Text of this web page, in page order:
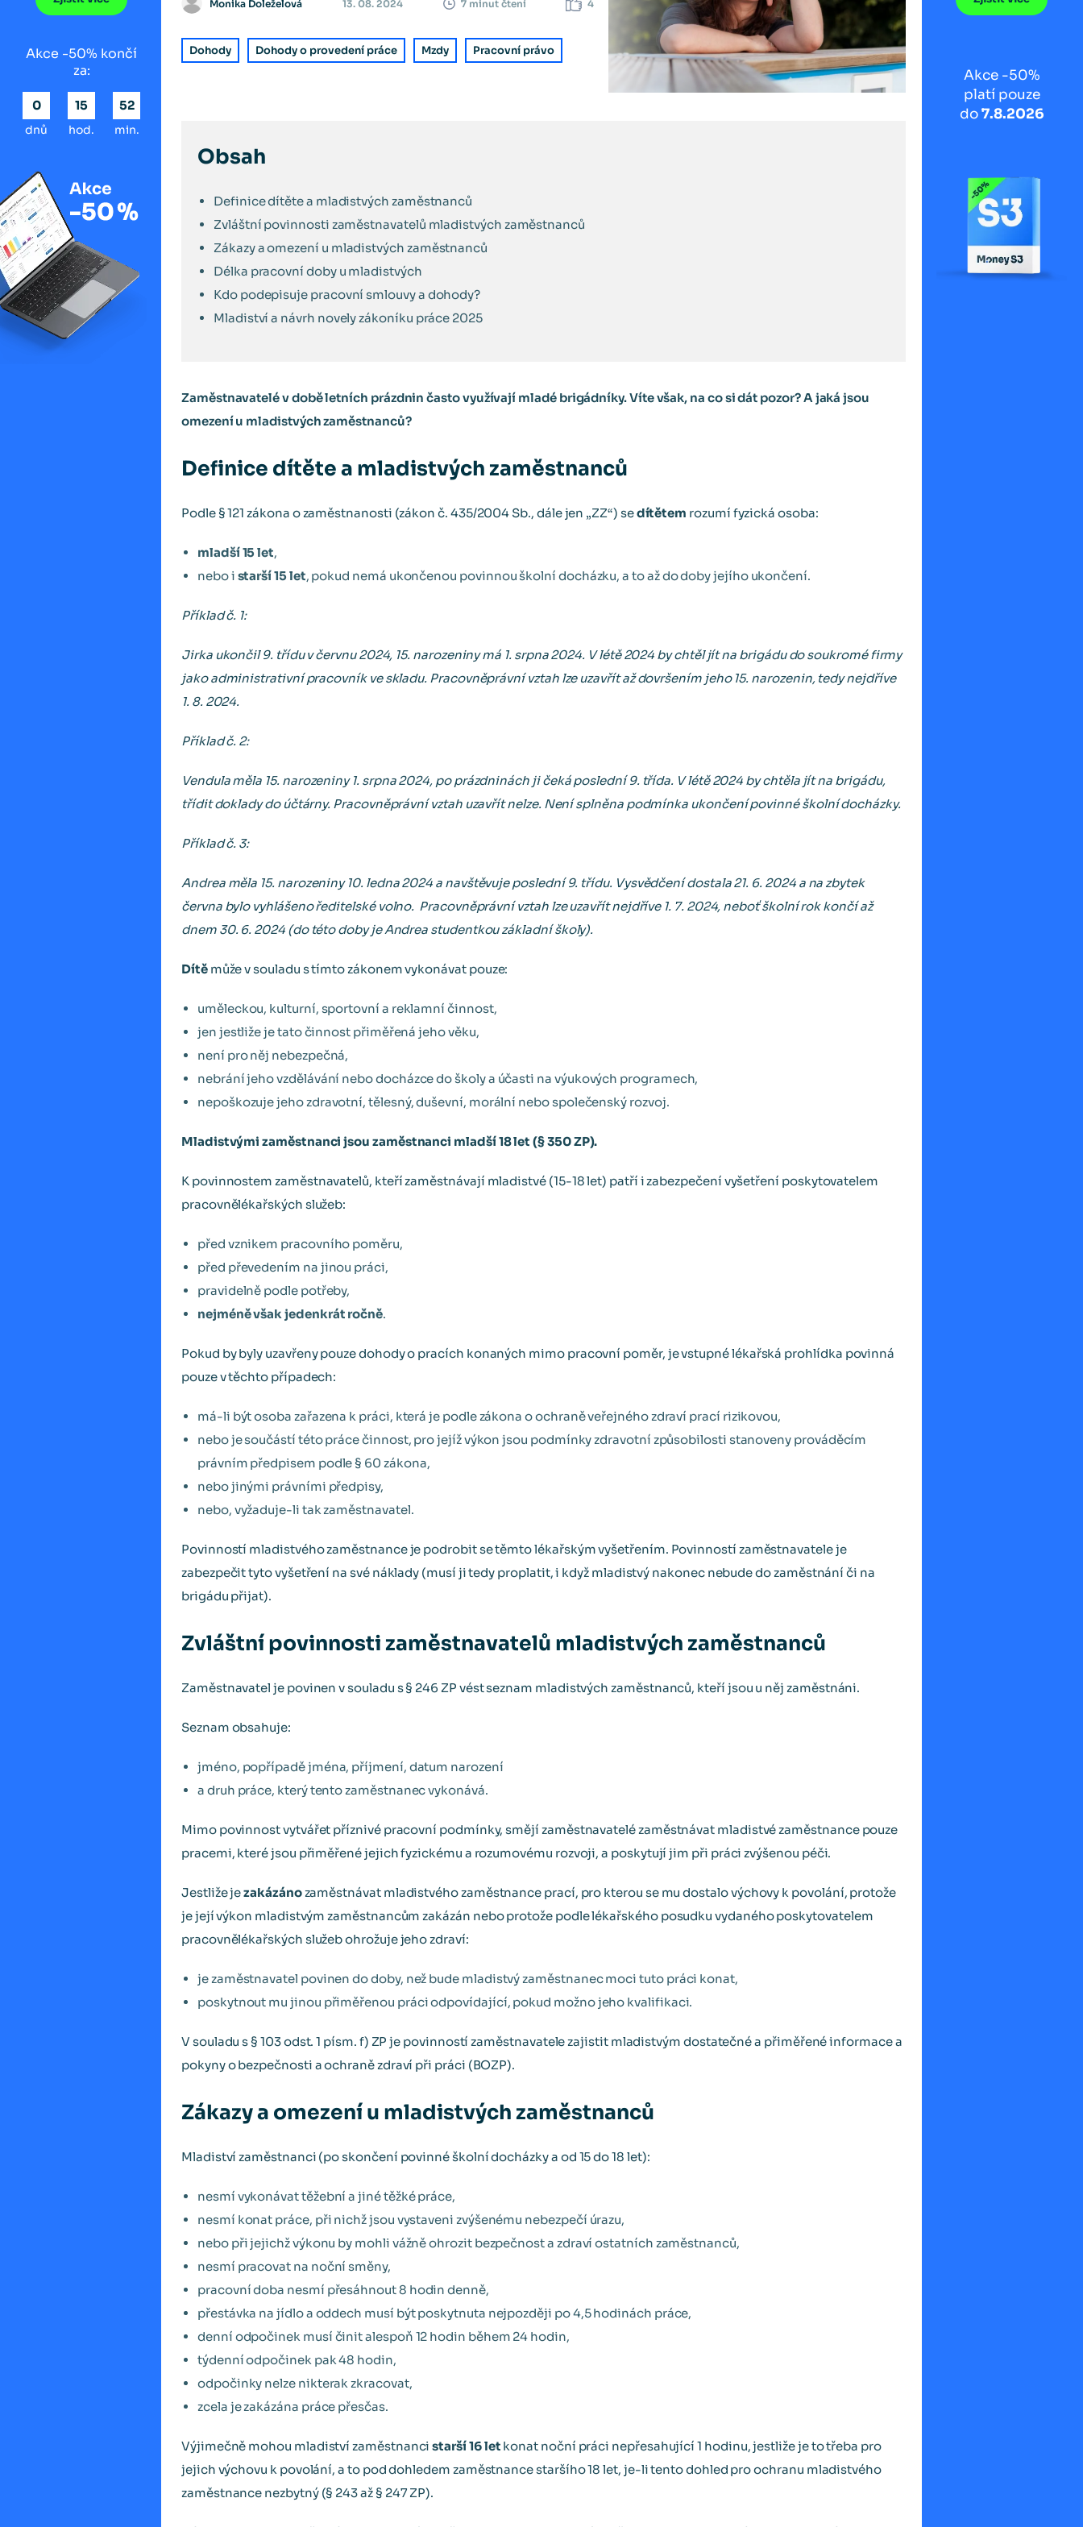
Akce -50% končí
za:
0
dnů
15
hod.
52
min.
Monika Doleželová 13. 08. 2024 7 minut čtení 4
Dohody Dohody o provedení práce Mzdy Pracovní právo
Obsah
Definice dítěte a mladistvých zaměstnanců
Zvláštní povinnosti zaměstnavatelů mladistvých zaměstnanců
Zákazy a omezení u mladistvých zaměstnanců
Délka pracovní doby u mladistvých
Kdo podepisuje pracovní smlouvy a dohody?
Mladiství a návrh novely zákoníku práce 2025
Zaměstnavatelé v době letních prázdnin často využívají mladé brigádníky. Víte však, na co si dát pozor? A jaká jsou
omezení u mladistvých zaměstnanců?
Definice dítěte a mladistvých zaměstnanců
Podle § 121 zákona o zaměstnanosti (zákon č. 435/2004 Sb., dále jen „ZZ“) sedítětem rozumí fyzická osoba:
mladší 15 let,
nebo i starší 15 let, pokud nemá ukončenou povinnou školní docházku, a to až do doby jejího ukončení.
Příklad č. 1:
Jirka ukončil 9. třídu v červnu 2024, 15. narozeniny má 1. srpna 2024. V létě 2024 by chtěl jít na brigádu do soukromé firmy
jako administrativní pracovník ve skladu. Pracovněprávní vztah lze uzavřít až dovršením jeho 15. narozenin, tedy nejdříve
1. 8. 2024.
Příklad č. 2:
Vendula měla 15. narozeniny 1. srpna 2024, po prázdninách ji čeká poslední 9. třída. V létě 2024 by chtěla jít na brigádu,
třídit doklady do účtárny. Pracovněprávní vztah uzavřít nelze. Není splněna podmínka ukončení povinné školní docházky.
Příklad č. 3:
Andrea měla 15. narozeniny 10. ledna 2024 a navštěvuje poslední 9. třídu. Vysvědčení dostala 21. 6. 2024 a na zbytek
června bylo vyhlášeno ředitelské volno. Pracovněprávní vztah lze uzavřít nejdříve 1. 7. 2024, neboť školní rok končí až
dnem 30. 6. 2024 (do této doby je Andrea studentkou základní školy).
Dítěmůže v souladu s tímto zákonem vykonávat pouze:
uměleckou, kulturní, sportovní a reklamní činnost,
jen jestliže je tato činnost přiměřená jeho věku,
není pro něj nebezpečná,
nebrání jeho vzdělávání nebo docházce do školy a účasti na výukových programech,
nepoškozuje jeho zdravotní, tělesný, duševní, morální nebo společenský rozvoj.
Mladistvými zaměstnanci jsou zaměstnanci mladší 18 let (§ 350 ZP).
K povinnostem zaměstnavatelů, kteří zaměstnávají mladistvé (15-18 let) patří i zabezpečení vyšetření poskytovatelem
pracovnělékařských služeb:
před vznikem pracovního poměru,
před převedením na jinou práci,
pravidelně podle potřeby,
nejméně však jedenkrát ročně.
Pokud by byly uzavřeny pouze dohody o pracích konaných mimo pracovní poměr, je vstupné lékařská prohlídka povinná
pouze v těchto případech:
má-li být osoba zařazena k práci, která je podle zákona o ochraně veřejného zdraví prací rizikovou,
nebo je součástí této práce činnost, pro jejíž výkon jsou podmínky zdravotní způsobilosti stanoveny prováděcím
právním předpisem podle § 60 zákona,
nebo jinými právními předpisy,
nebo, vyžaduje-li tak zaměstnavatel.
Povinností mladistvého zaměstnance je podrobit se těmto lékařským vyšetřením. Povinností zaměstnavatele je
zabezpečit tyto vyšetření na své náklady (musí ji tedy proplatit, i když mladistvý nakonec nebude do zaměstnání či na
brigádu přijat).
Zvláštní povinnosti zaměstnavatelů mladistvých zaměstnanců
Zaměstnavatel je povinen v souladu s § 246 ZP vést seznam mladistvých zaměstnanců, kteří jsou u něj zaměstnáni.
Seznam obsahuje:
jméno, popřípadě jména, příjmení, datum narození
a druh práce, který tento zaměstnanec vykonává.
Mimo povinnost vytvářet příznivé pracovní podmínky, smějí zaměstnavatelé zaměstnávat mladistvé zaměstnance pouze
pracemi, které jsou přiměřené jejich fyzickému a rozumovému rozvoji, a poskytují jim při práci zvýšenou péči.
Jestliže jezakázánozaměstnávat mladistvého zaměstnance prací, pro kterou se mu dostalo výchovy k povolání, protože
je její výkon mladistvým zaměstnancům zakázán nebo protože podle lékařského posudku vydaného poskytovatelem
pracovnělékařských služeb ohrožuje jeho zdraví:
je zaměstnavatel povinen do doby, než bude mladistvý zaměstnanec moci tuto práci konat,
poskytnout mu jinou přiměřenou práci odpovídající, pokud možno jeho kvalifikaci.
V souladu s § 103 odst. 1 písm. f) ZP je povinností zaměstnavatele zajistit mladistvým dostatečné a přiměřené informace a
pokyny o bezpečnosti a ochraně zdraví při práci (BOZP).
Zákazy a omezení u mladistvých zaměstnanců
Mladiství zaměstnanci (po skončení povinné školní docházky a od 15 do 18 let):
nesmí vykonávat těžební a jiné těžké práce,
nesmí konat práce, při nichž jsou vystaveni zvýšenému nebezpečí úrazu,
nebo při jejichž výkonu by mohli vážně ohrozit bezpečnost a zdraví ostatních zaměstnanců,
nesmí pracovat na noční směny,
pracovní doba nesmí přesáhnout 8 hodin denně,
přestávka na jídlo a oddech musí být poskytnuta nejpozději po 4,5 hodinách práce,
denní odpočinek musí činit alespoň 12 hodin během 24 hodin,
týdenní odpočinek pak 48 hodin,
odpočinky nelze nikterak zkracovat,
zcela je zakázána práce přesčas.
Výjimečně mohou mladiství zaměstnancistarší 16 let konat noční práci nepřesahující 1 hodinu, jestliže je to třeba pro
jejich výchovu k povolání, a to pod dohledem zaměstnance staršího 18 let, je-li tento dohled pro ochranu mladistvého
zaměstnance nezbytný (§ 243 až § 247 ZP).
Akce -50%
platí pouze
do7.8.2026